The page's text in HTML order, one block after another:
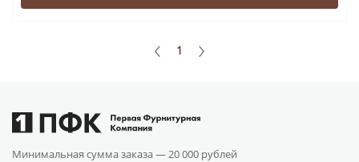
1
Минимальная сумма заказа —20 000 рублей